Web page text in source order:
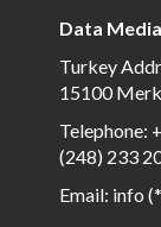
Data
Turkey
15100
Telephone:
(248) 233
Email: info